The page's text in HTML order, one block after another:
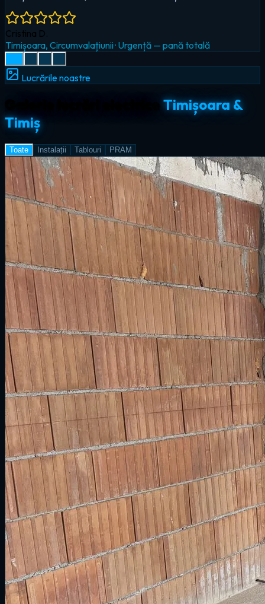
Radu I.
Giroc·Iluminat LED & smart home
Lucrările noastre
Timișoara &
Timiș
Toate Instalații Tablouri PRAM